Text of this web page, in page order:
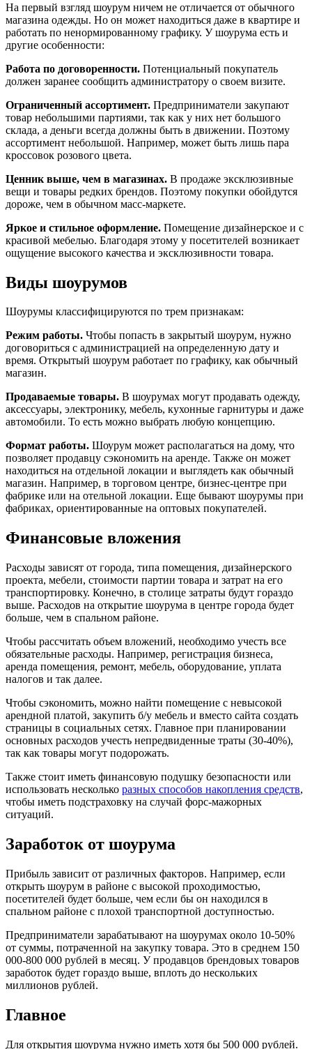
На первый взгляд шоурум ничем не отличается от обычного
магазина одежды. Но он может находиться даже в квартире и
работать по ненормированному графику. У шоурума есть и
другие особенности:
Работа по договоренности. Потенциальный покупатель
должен заранее сообщить администратору о своем визите.
Ограниченный ассортимент. Предприниматели закупают
товар небольшими партиями, так как у них нет большого
склада, а деньги всегда должны быть в движении. Поэтому
ассортимент небольшой. Например, может быть лишь пара
кроссовок розового цвета.
Ценник выше, чем в магазинах. В продаже эксклюзивные
вещи и товары редких брендов. Поэтому покупки обойдутся
дороже, чем в обычном масс-маркете.
Яркое и стильное оформление. Помещение дизайнерское и с
красивой мебелью. Благодаря этому у посетителей возникает
ощущение высокого качества и эксклюзивности товара.
Виды шоурумов
Шоурумы классифицируются по трем признакам:
Режим работы. Чтобы попасть в закрытый шоурум, нужно
договориться с администрацией на определенную дату и
время. Открытый шоурум работает по графику, как обычный
магазин.
Продаваемые товары. В шоурумах могут продавать одежду,
аксессуары, электронику, мебель, кухонные гарнитуры и даже
автомобили. То есть можно выбрать любую концепцию.
Формат работы. Шоурум может располагаться на дому, что
позволяет продавцу сэкономить на аренде. Также он может
находиться на отдельной локации и выглядеть как обычный
магазин. Например, в торговом центре, бизнес-центре при
фабрике или на отельной локации. Еще бывают шоурумы при
фабриках, ориентированные на оптовых покупателей.
Финансовые вложения
Расходы зависят от города, типа помещения, дизайнерского
проекта, мебели, стоимости партии товара и затрат на его
транспортировку. Конечно, в столице затраты будут гораздо
выше. Расходов на открытие шоурума в центре города будет
больше, чем в спальном районе.
Чтобы рассчитать объем вложений, необходимо учесть все
обязательные расходы. Например, регистрация бизнеса,
аренда помещения, ремонт, мебель, оборудование, уплата
налогов и так далее.
Чтобы сэкономить, можно найти помещение с невысокой
арендной платой, закупить б/у мебель и вместо сайта создать
страницы в социальных сетях. Главное при планировании
основных расходов учесть непредвиденные траты (30-40%),
так как товары могут подорожать.
Также стоит иметь финансовую подушку безопасности или
использовать несколько разных способов накопления средств,
чтобы иметь подстраховку на случай форс-мажорных
ситуаций.
Заработок от шоурума
Прибыль зависит от различных факторов. Например, если
открыть шоурум в районе с высокой проходимостью,
посетителей будет больше, чем если бы он находился в
спальном районе с плохой транспортной доступностью.
Предприниматели зарабатывают на шоурумах около 10-50%
от суммы, потраченной на закупку товара. Это в среднем 150
000-800 000 рублей в месяц. У продавцов брендовых товаров
заработок будет гораздо выше, вплоть до нескольких
миллионов рублей.
Главное
Для открытия шоурума нужно иметь хотя бы 500 000 рублей.